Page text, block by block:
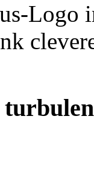
Logo